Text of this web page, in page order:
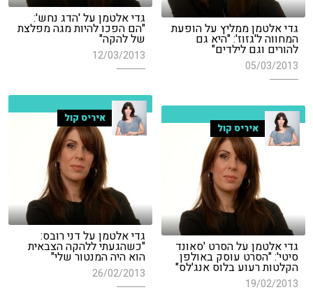
גדי אלטמן על 'הדג נחש':
"הם הפכו להיות מגה מפלצת
של להקה"
12/03/2013
גדי אלטמן ממליץ על הופעת
המחווה ל'גזוז': "היא גם
להורים וגם לילדים"
05/03/2013
איריס קול
גדי אלטמן על דני רובס:
"כשהגעתי ללהקה הצבאית
הוא היה המנטור שלי"
26/02/2013
איריס קול
גדי אלטמן על הסרט 'סאונד
סיטי': "הסרט עוסק באולפן
הקלטות רעוע בלוס אנג'לס"
19/02/2013